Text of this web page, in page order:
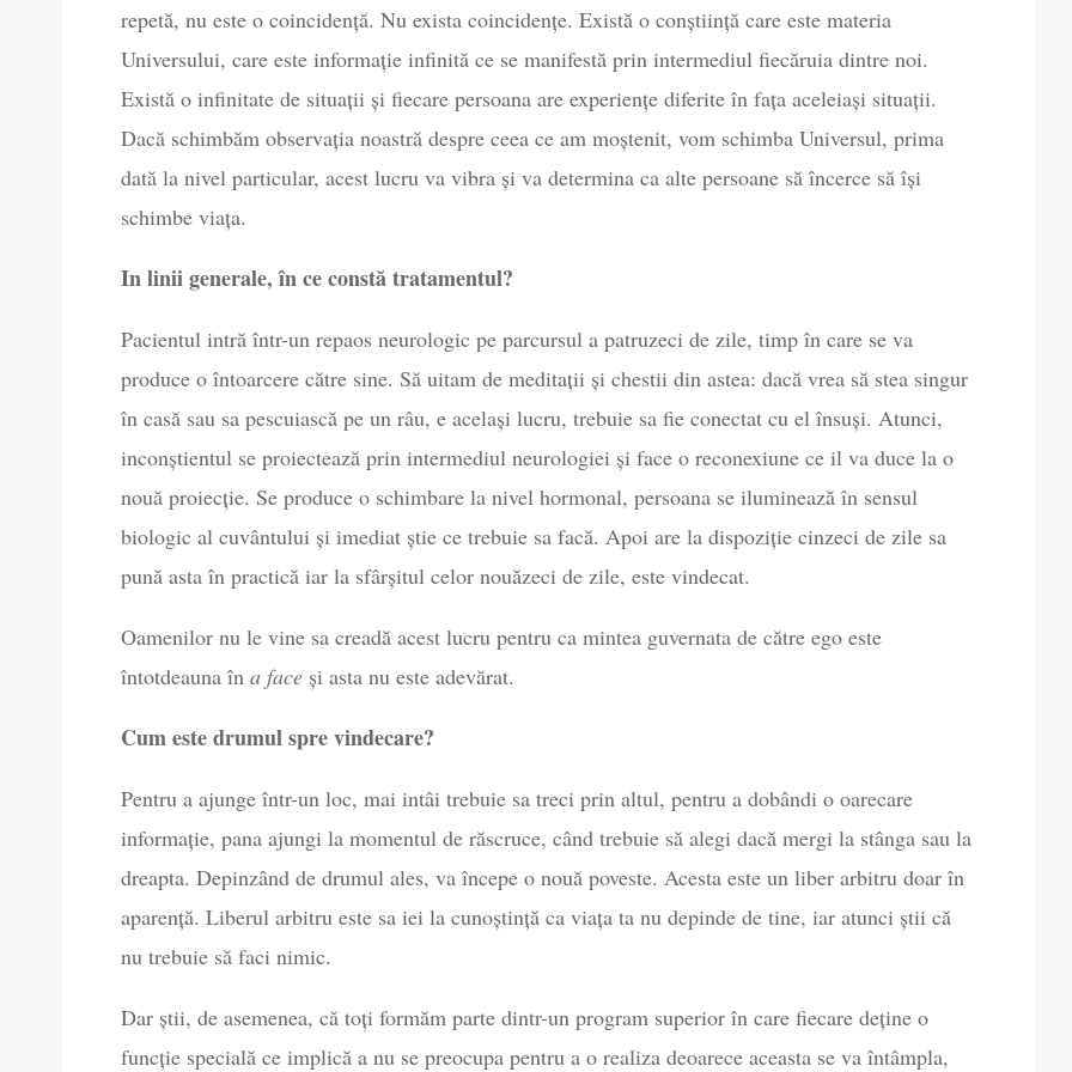
repetă, nu este o coincidență. Nu exista coincidențe. Există o conștiință care este materia
Universului, care este informație infinită ce se manifestă prin intermediul fiecăruia dintre noi.
Există o infinitate de situații și fiecare persoana are experiențe diferite în fața aceleiași situații.
Dacă schimbăm observația noastră despre ceea ce am moștenit, vom schimba Universul, prima
dată la nivel particular, acest lucru va vibra și va determina ca alte persoane să încerce să își
schimbe viața.
In linii generale, în ce constă tratamentul?
Pacientul intră într-un repaos neurologic pe parcursul a patruzeci de zile, timp în care se va
produce o întoarcere către sine. Să uitam de meditații și chestii din astea: dacă vrea să stea singur
în casă sau sa pescuiască pe un râu, e același lucru, trebuie sa fie conectat cu el însuși. Atunci,
inconștientul se proiectează prin intermediul neurologiei și face o reconexiune ce il va duce la o
nouă proiecție. Se produce o schimbare la nivel hormonal, persoana se iluminează în sensul
biologic al cuvântului și imediat știe ce trebuie sa facă. Apoi are la dispoziție cinzeci de zile sa
pună asta în practică iar la sfârșitul celor nouăzeci de zile, este vindecat.
Oamenilor nu le vine sa creadă acest lucru pentru ca mintea guvernata de către ego este
întotdeauna în a faceși asta nu este adevărat.
Cum este drumul spre vindecare?
Pentru a ajunge într-un loc, mai intâi trebuie sa treci prin altul, pentru a dobândi o oarecare
informație, pana ajungi la momentul de răscruce, când trebuie să alegi dacă mergi la stânga sau la
dreapta. Depinzând de drumul ales, va începe o nouă poveste. Acesta este un liber arbitru doar în
aparență. Liberul arbitru este sa iei la cunoștință ca viața ta nu depinde de tine, iar atunci știi că
nu trebuie să faci nimic.
Dar știi, de asemenea, că toți formăm parte dintr-un program superior în care fiecare deține o
funcție specială ce implică a nu se preocupa pentru a o realiza deoarece aceasta se va întâmpla,